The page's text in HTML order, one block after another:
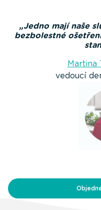
„Jedno mají naše
bezbolestné
Martina
vedoucí